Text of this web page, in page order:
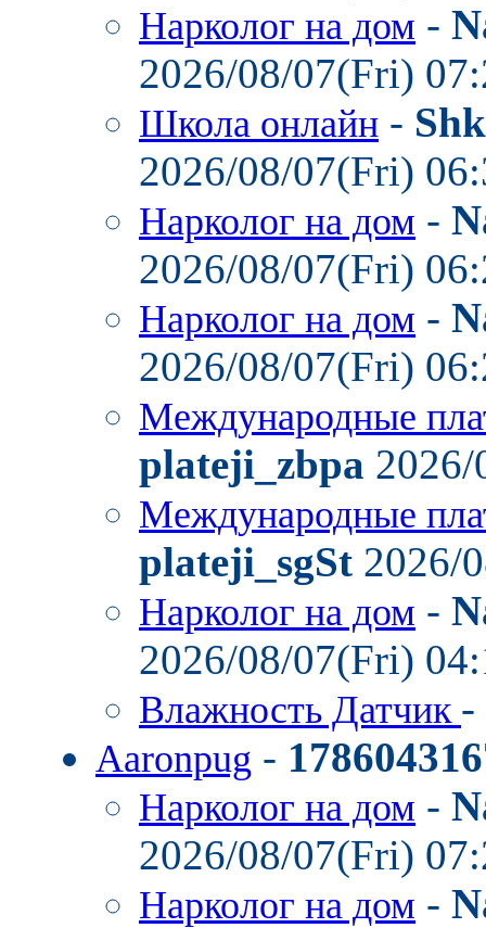
Нарколог на дом -
2026/08/07(Fri)
Школа онлайн -
2026/08/07(Fri)
Нарколог на дом -
2026/08/07(Fri)
Нарколог на дом -
2026/08/07(Fri)
Международные
plateji_zbpa
Международные
plateji_sgSt 2026/
Нарколог на дом -
2026/08/07(Fri)
Влажность Датчик -
Aaronpug -
Нарколог на дом -
2026/08/07(Fri)
Нарколог на дом -